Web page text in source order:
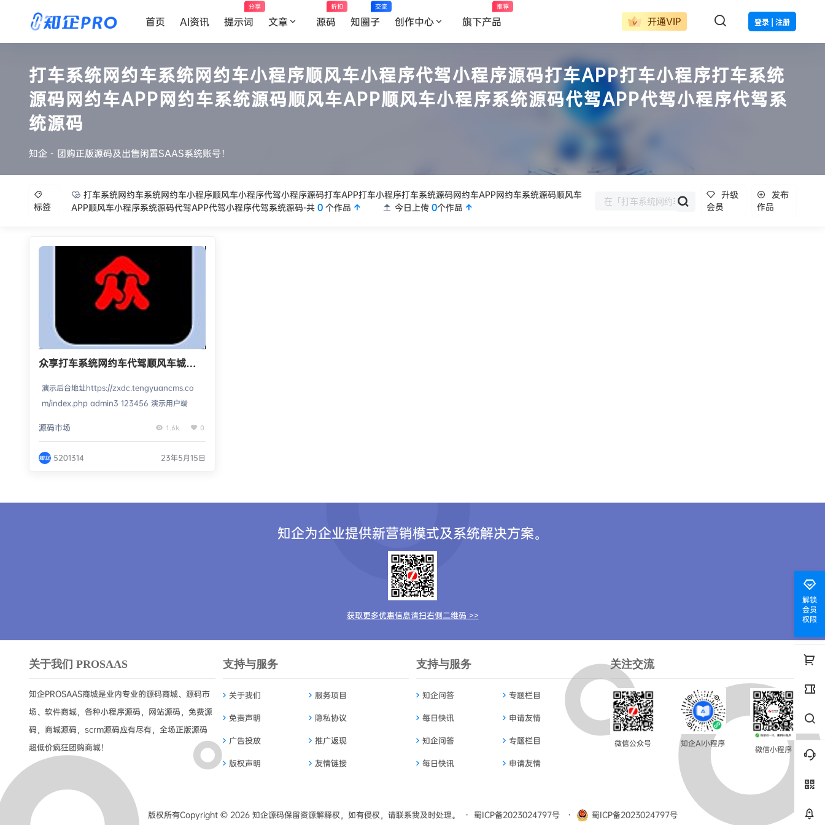
开通VIP 登录 | 注册
首页 AI资讯 提示词
分享
文章 源码
折扣
知圈子
交流
创作中心 旗下产品
推荐
打车系统网约车系统网约车小程序顺风车小程序代驾小程序源码打车APP打车小程序打车系统
源码网约车APP网约车系统源码顺风车APP顺风车小程序系统源码代驾APP代驾小程序代驾系
统源码
知企 - 团购正版源码及出售闲置SAAS系统账号！
标签
打车系统网约车系统网约车小程序顺风车小程序代驾小程序源码打车APP打车小程序打车系统源码网约车APP网约车系统源码顺风车
APP顺风车小程序系统源码代驾APP代驾小程序代驾系统源码-共0 个作品 今日上传0个作品
升级
会员
发布
作品
众享打车系统网约车代驾顺风车城际
演示后台地址https://zxdc.tengyuancms.co
m/index.php admin3 123456 演示用户端
源码市场 1.6k 0
5201314 23年5月15日
解锁
会员
权限
知企为企业提供新营销模式及系统解决方案。
获取更多优惠信息请扫右侧二维码 >>
关于我们 PROSAAS
知企PROSAAS商城是业内专业的源码商城、源码市
场、软件商城，各种小程序源码，网站源码，免费源
码，商城源码，scrm源码应有尽有，全场正版源码
超低价疯狂团购商城！
支持与服务
关于我们 服务项目
免责声明 隐私协议
广告投放 推广返现
版权声明 友情链接
支持与服务
知企问答 专题栏目
每日快讯 申请友情
知企问答 专题栏目
每日快讯 申请友情
关注交流
微信公众号 知企AI小程序
微信小程序
版权所有Copyright © 2026知企源码保留资源解释权，如有侵权，请联系我及时处理。 ・ 蜀ICP备2023024797号 ・ 蜀ICP备2023024797号